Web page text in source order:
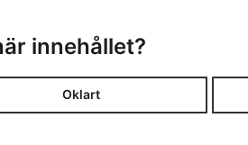
innehållet?
Oklart